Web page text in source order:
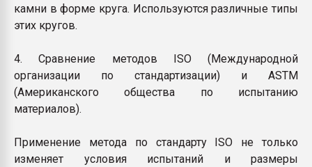
камни в форме круга. Используются различные типы
этих кругов.
4. Сравнение методов ISO (Международной
организации по стандартизации) и ASTM
(Американского общества по испытанию
материалов).
Применение метода по стандарту ISO не только
изменяет условия испытаний и размеры